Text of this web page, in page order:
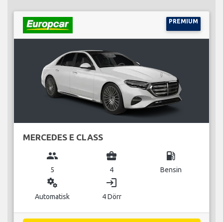
PREMIUM
MERCEDES E CLASS
group
5
business_center
4
local_gas_station
Bensin
miscellaneous_services
Automatisk
login
4 Dörr